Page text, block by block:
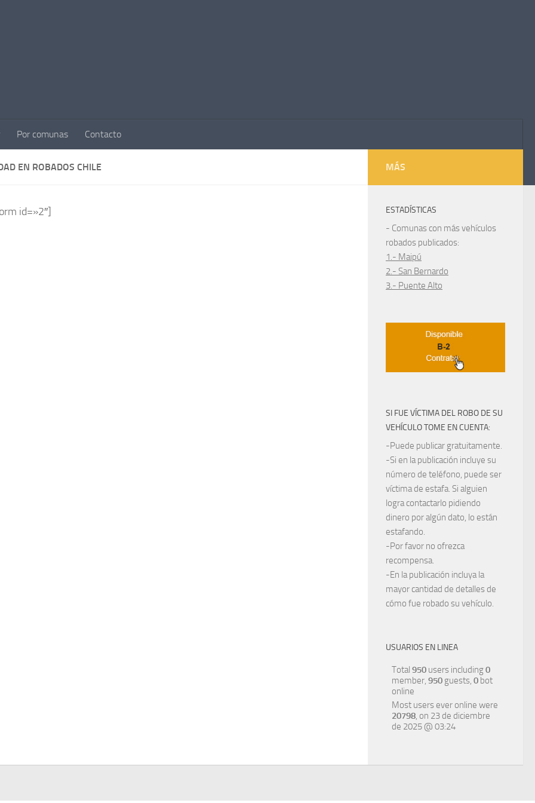
Por comunas Contacto
EN ROBADOS CHILE
id=»2″]
MÁS
ESTADÍSTICAS
- Comunas con más vehículos
robados publicados:
1.- Maipú
2.- San Bernardo
3.- Puente Alto
SI FUE VÍCTIMA DEL ROBO DE SU
VEHÍCULO TOME EN CUENTA:
-Puede publicar gratuitamente.
-Si en la publicación incluye su
número de teléfono, puede ser
víctima de estafa. Si alguien
logra contactarlo pidiendo
dinero por algún dato, lo están
estafando.
-Por favor no ofrezca
recompensa.
-En la publicación incluya la
mayor cantidad de detalles de
cómo fue robado su vehículo.
USUARIOS EN LINEA
Total 950 users including0
member, 950 guests, 0 bot
online
Most users ever online were
20798, on 23 de diciembre
de 2025 @ 03:24